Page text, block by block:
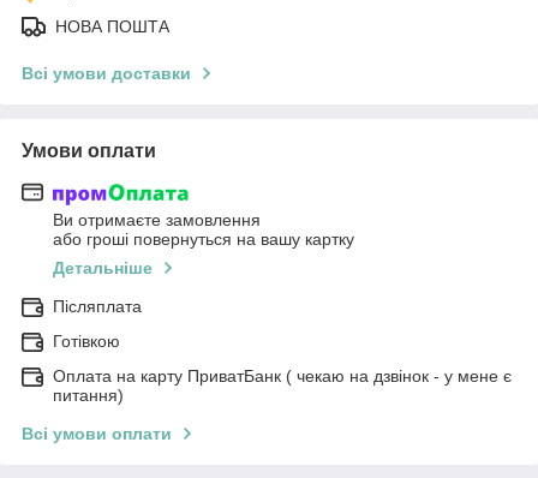
НОВА ПОШТА
Всі умови доставки
Умови оплати
Ви отримаєте замовлення
або гроші повернуться на вашу картку
Детальніше
Післяплата
Готівкою
Оплата на карту ПриватБанк ( чекаю на дзвінок - у мене є
питання)
Всі умови оплати